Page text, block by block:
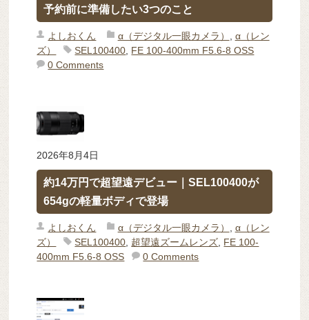
予約前に準備したい3つのこと
よしおくん α（デジタル一眼カメラ）
α（レン
ズ）
SEL100400 FE 100-400mm F5.6-8 OSS
0 Comments
2026年8月4日
約14万円で超望遠デビュー｜SEL100400が
654gの軽量ボディで登場
よしおくん α（デジタル一眼カメラ）
α（レン
ズ）
SEL100400 超望遠ズームレンズ FE 100-
400mm F5.6-8 OSS
0 Comments